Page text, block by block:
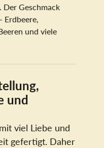
Geschmack
und viele
und
viel Liebe und
gefertigt. Daher